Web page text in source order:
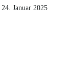
24. Januar 2025